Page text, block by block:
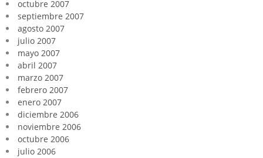
octubre 2007
septiembre 2007
agosto 2007
julio 2007
mayo 2007
abril 2007
marzo 2007
febrero 2007
enero 2007
diciembre 2006
noviembre 2006
octubre 2006
julio 2006